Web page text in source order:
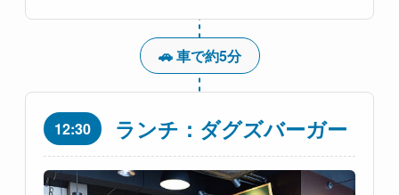
🚗 車で約5分
12:30 ランチ：ダグズバーガー